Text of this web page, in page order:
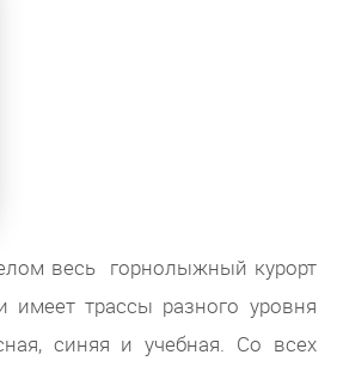
весь горнолыжный курорт
имеет трассы разного уровня
синяя и учебная. Со всех